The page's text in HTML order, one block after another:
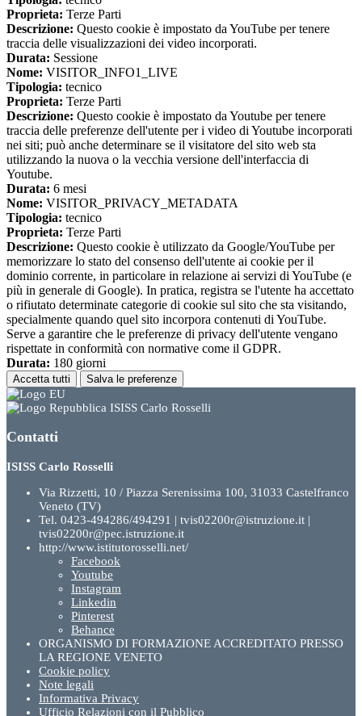
Proprieta: Terze Parti
Descrizione: Questo cookie è impostato da YouTube per tenere
traccia delle visualizzazioni dei video incorporati.
Durata: Sessione
Nome: VISITOR_INFO1_LIVE
Tipologia: tecnico
Proprieta: Terze Parti
Descrizione: Questo cookie è impostato da Youtube per tenere
traccia delle preferenze dell'utente per i video di Youtube incorporati
nei siti; può anche determinare se il visitatore del sito web sta
utilizzando la nuova o la vecchia versione dell'interfaccia di
Youtube.
Durata: 6 mesi
Nome: VISITOR_PRIVACY_METADATA
Tipologia: tecnico
Proprieta: Terze Parti
Descrizione: Questo cookie è utilizzato da Google/YouTube per
memorizzare lo stato del consenso dell'utente ai cookie per il
dominio corrente, in particolare in relazione ai servizi di YouTube (e
più in generale di Google). In pratica, registra se l'utente ha accettato
o rifiutato determinate categorie di cookie sul sito che sta visitando,
specialmente quando quel sito incorpora contenuti di YouTube.
Serve a garantire che le preferenze di privacy dell'utente vengano
rispettate in conformità con normative come il GDPR.
Durata: 180 giorni
Accetta tutti Salva le preferenze
ISISS Carlo Rosselli
Contatti
ISISS Carlo Rosselli
Via Rizzetti, 10 / Piazza Serenissima 100, 31033 Castelfranco
Veneto (TV)
Tel. 0423-494286/494291 | tvis02200r@istruzione.it |
tvis02200r@pec.istruzione.it
http://www.istitutorosselli.net/
Facebook
Youtube
Instagram
Linkedin
Pinterest
Behance
ORGANISMO DI FORMAZIONE ACCREDITATO PRESSO
LA REGIONE VENETO
Cookie policy
Note legali
Informativa Privacy
Ufficio Relazioni con il Pubblico